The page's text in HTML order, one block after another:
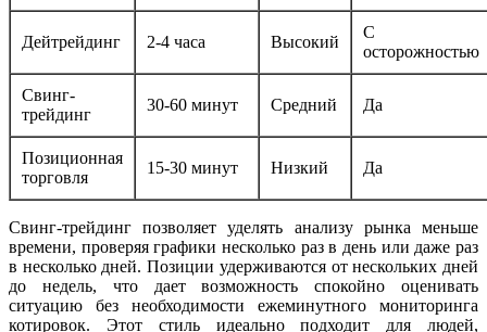
Дейтрейдинг 2-4 часа Высокий
С
осторожностью
Свинг-
трейдинг
30-60 минут Средний Да
Позиционная
торговля
15-30 минут Низкий Да
Свинг-трейдинг позволяет уделять анализу рынка меньше
времени, проверяя графики несколько раз в день или даже раз
в несколько дней. Позиции удерживаются от нескольких дней
до недель, что дает возможность спокойно оценивать
ситуацию без необходимости ежеминутного мониторинга
котировок. Этот стиль идеально подходит для людей,